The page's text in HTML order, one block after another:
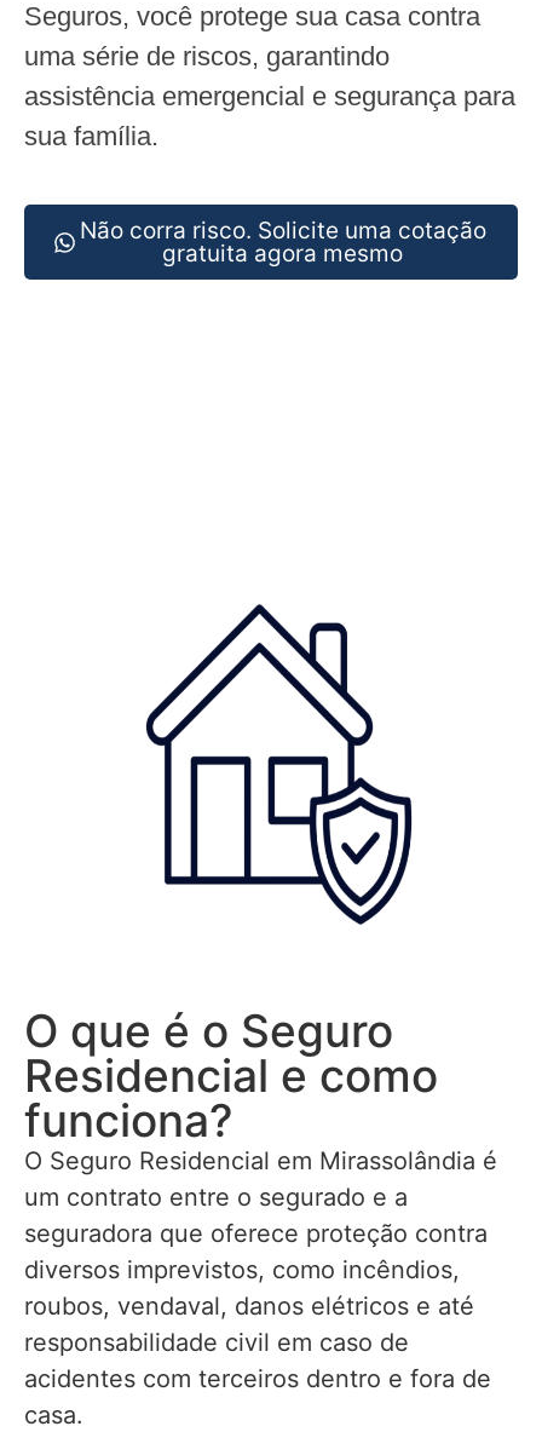
Seguros, você protege sua casa contra
uma série de riscos, garantindo
assistência emergencial e segurança para
sua família.
Não corra risco. Solicite uma cotação
gratuita agora mesmo
O que é o Seguro
Residencial e como
funciona?
O Seguro Residencial em Mirassolândia é
um contrato entre o segurado e a
seguradora que oferece proteção contra
diversos imprevistos, como incêndios,
roubos, vendaval, danos elétricos e até
responsabilidade civil em caso de
acidentes com terceiros dentro e fora de
casa.